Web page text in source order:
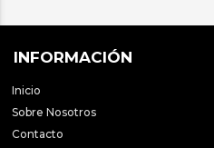
INFORMACIÓN
Inicio
Sobre Nosotros
Contacto